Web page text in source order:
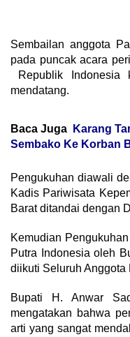
Sembailan anggota
pada puncak acara
Republik Indonesia
mendatang.
Baca Juga
Karang
Sembako Ke Korban
Pengukuhan diawali
Kadis Pariwisata
Barat ditandai dengan
Kemudian
Putra Indonesia oleh
diikuti Seluruh Anggota
Bupati H. Anwar
mengatakan bahwa
arti yang sangat